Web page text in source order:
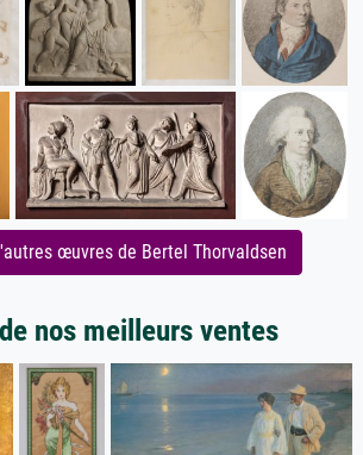
œuvres de Bertel Thorvaldsen
nos meilleurs ventes